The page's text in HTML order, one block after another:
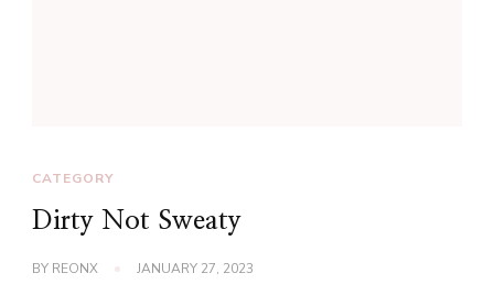
CATEGORY
Dirty Not Sweaty
BY REONX JANUARY 27, 2023